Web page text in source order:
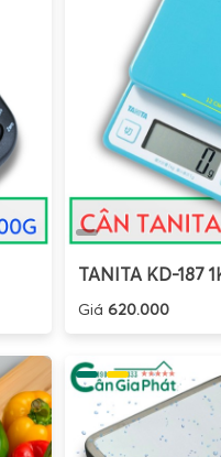
dễ hiểu, dễ thao
TANITA KD-187
Giá620.000